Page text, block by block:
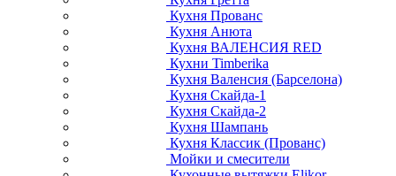
Кухня Прованс
Кухня Анюта
Кухня ВАЛЕНСИЯ RED
Кухни Timberika
Кухня Валенсия (Барселона)
Кухня Скайда-1
Кухня Скайда-2
Кухня Шампань
Кухня Классик (Прованс)
Мойки и смесители